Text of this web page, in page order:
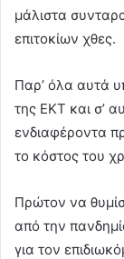
μάλιστα
επιτοκίων χθες.
Παρ’ όλα αυτά
της ΕΚΤ και σ’
ενδιαφέροντα
το κόστος του
Πρώτον να
από την
για τον